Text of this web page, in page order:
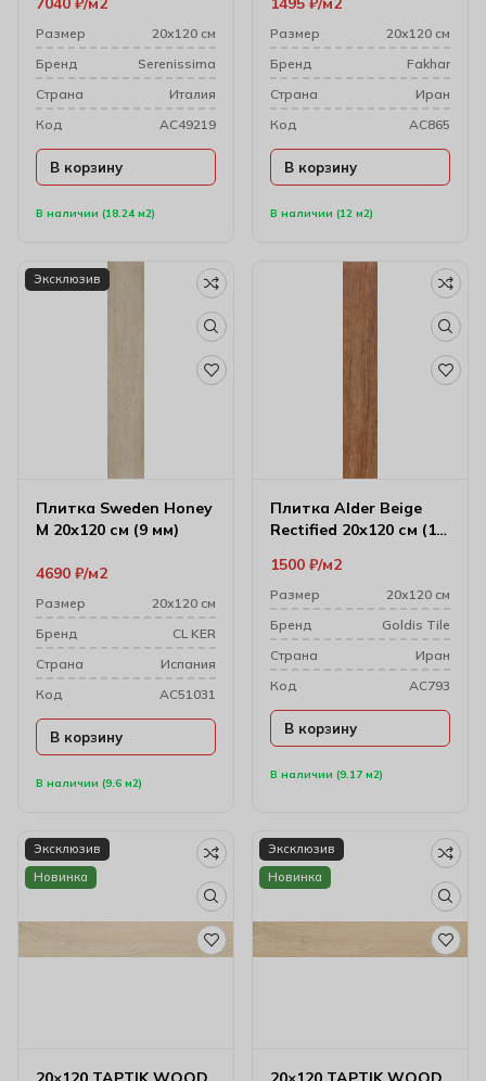
В наличии (18.24 м2)
Размер
20х120 см
Бренд
Serenissima
Cтрана
Италия
Код
AC49219
В корзину
В наличии (12 м2)
Размер
20х120 см
Бренд
Fakhar
Cтрана
Иран
Код
AC865
В корзину
Эксклюзив
Плитка Sweden Honey
M 20х120 см (9 мм)
В наличии (9.6 м2)
4690 ₽ м2
Размер
20х120 см
Бренд
CL KER
Cтрана
Испания
Код
AC51031
В корзину
Плитка Alder Beige
Rectified 20х120 см (10
В наличии (9.17 м2)
1500 ₽ м2
Размер
20х120 см
Бренд
Goldis Tile
Cтрана
Иран
Код
AC793
В корзину
Эксклюзив
Новинка
Эксклюзив
Новинка